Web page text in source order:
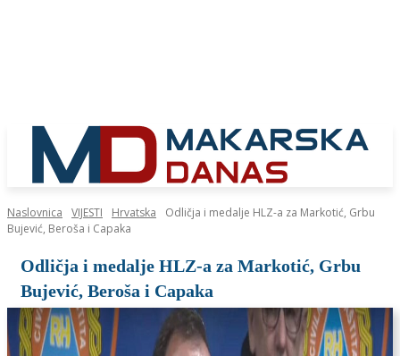
Naslovnica VIJESTI Hrvatska
Odličja i medalje HLZ-a za Markotić, Grbu
Bujević, Beroša i Capaka
Odličja i medalje HLZ-a za Markotić, Grbu
Bujević, Beroša i Capaka